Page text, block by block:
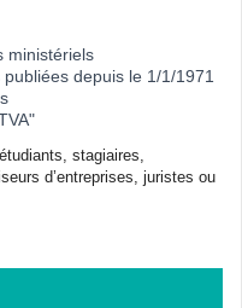
ministériels
depuis le 1/1/1971
stagiaires,
d’entreprises, juristes ou